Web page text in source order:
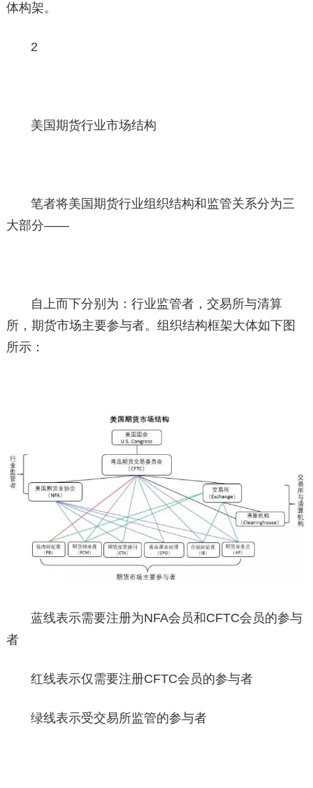
体构架。
2
美国期货行业市场结构
笔者将美国期货行业组织结构和监管关系分为三
大部分——
自上而下分别为：行业监管者，交易所与清算
所，期货市场主要参与者。组织结构框架大体如下图
所示：
蓝线表示需要注册为NFA会员和CFTC会员的参与
者
红线表示仅需要注册CFTC会员的参与者
绿线表示受交易所监管的参与者